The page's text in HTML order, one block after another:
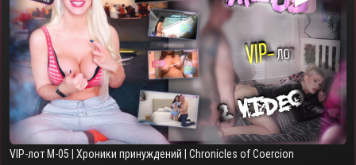
VIP-лот M-05 | Хроники принуждений | Chronicles of Coercion